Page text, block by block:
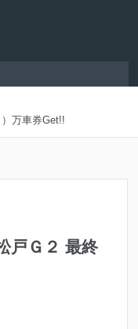
万車券Get!!
戸Ｇ２ 最終